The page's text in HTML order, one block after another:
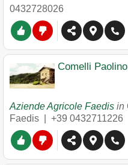
0432728026
Comelli Paolino
Aziende Agricole Faedis in
Faedis
+39 0432711226